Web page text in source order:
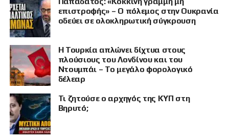
επιστροφής» – Ο πόλεμος στην Ουκρανία
οδεύει σε ολοκληρωτική σύγκρουση
Η Τουρκία απλώνει δίχτυα στους
πλούσιους του Λονδίνου και του
Ντουμπάι – Το μεγάλο φορολογικό
δέλεαρ
Τι ζητούσε ο αρχηγός της ΚΥΠ στη
Βηρυτό;